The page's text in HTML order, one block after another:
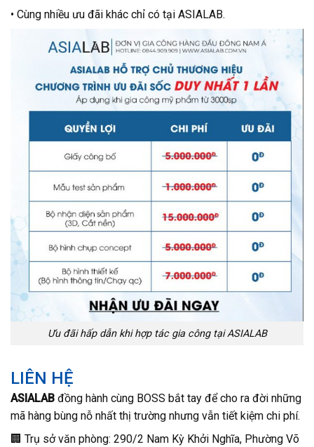
• Cùng nhiều ưu đãi khác chỉ có tại ASIALAB.
Ưu đãi hấp dẫn khi hợp tác gia công tại ASIALAB
LIÊN HỆ
ASIALAB đồng hành cùng BOSS bắt tay để cho ra đời những
mã hàng bùng nỗ nhất thị trường nhưng vẫn tiết kiệm chi phí.
🏢 Trụ sở văn phòng: 290/2 Nam Kỳ Khởi Nghĩa, Phường Võ